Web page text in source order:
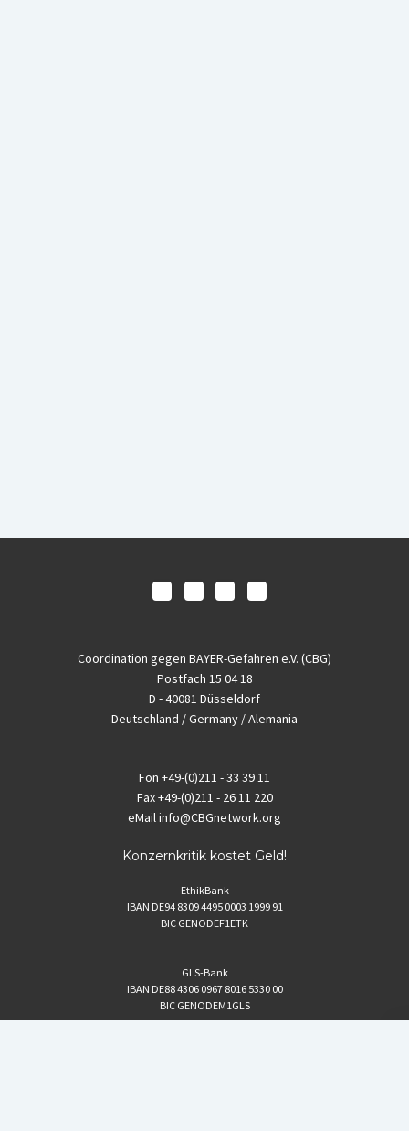
Coordination gegen BAYER-Gefahren e.V. (CBG)
Postfach 15 04 18
D - 40081 Düsseldorf
Deutschland / Germany / Alemania
Fon +49-(0)211 - 33 39 11
Fax+49-(0)211 - 26 11 220
eMailinfo@CBGnetwork.org
Konzernkritik kostet Geld!
EthikBank
IBAN DE94 8309 4495 0003 1999 91
BIC GENODEF1ETK
GLS-Bank
IBAN DE88 4306 0967 8016 5330 00
BIC GENODEM1GLS